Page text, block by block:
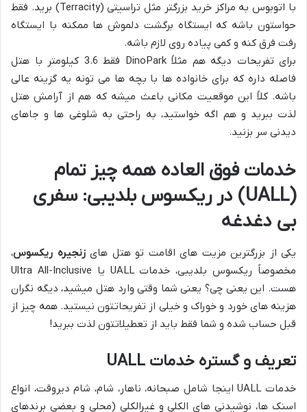
با اتوبوس به مراکز خرید بزرگتر مثل تراسیتی (Terracity) برید. فقط
حواستون باشه که ایستگاه برگشت دلموش ها ممکنه با ایستگاه
رفت فرق کنه و کمی پیاده روی لازم باشه.
برای تفریحات دیگه هم مثلاً DinoPark فقط 3.6 کیلومتر با هتل
فاصله داره که برای خانواده ها با بچه ها می تونه یه گزینه عالی
باشه. کلاً این موقعیت مکانی باعث میشه که هم از آرامش هتل
لذت ببرید و هم اگه خواستید، به راحتی به شلوغی ها و جاهای
دیدنی سر بزنید.
خدمات فوق العاده همه چیز تمام
(UALL) در ریکسوس بلدیبی: سفری
بی دغدغه
یکی از بزرگترین مزیت های اقامت تو هتل هایزنجیره ریکسوس،
مخصوصاً ریکسوس بلدیبی، خدمات UALL یا Ultra All-Inclusive
هست. این یعنی چی؟ یعنی شما وقتی وارد هتل میشید، دیگه نگران
هزینه های خورد و خوراک و خیلی از تفریحاتتون نیستید. همه چیز از
قبل حساب شده و شما فقط باید از تعطیلاتتون لذت ببرید!
تعریف و گستره خدمات UALL
خدمات UALL اینجا شامل صبحانه، ناهار، شام، شام دیروقت، انواع
اسنک ها، نوشیدنی های الکلی و غیرالکلی (محلی و بعضی برندهای